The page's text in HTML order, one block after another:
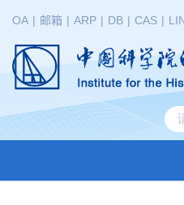
OA | 邮箱 | ARP | DB | CAS |